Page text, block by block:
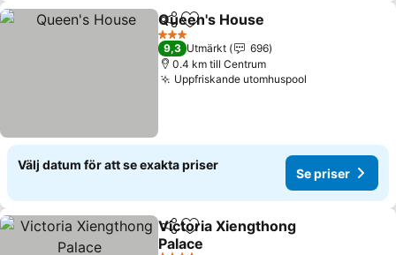
Dela Lägg till i Mina Favoriter
Queen's House
3 Stjärnor
9,3 Utmärkt
696
0.4 km till Centrum
Uppfriskande utomhuspool
Välj datum för att se exakta priser
Se priser
Dela Lägg till i Mina Favoriter
Victoria Xiengthong
Palace